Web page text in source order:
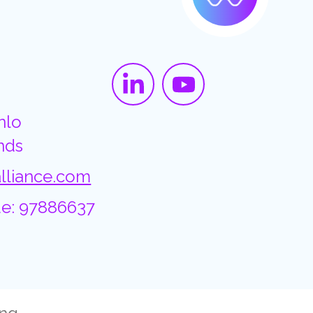
97886637